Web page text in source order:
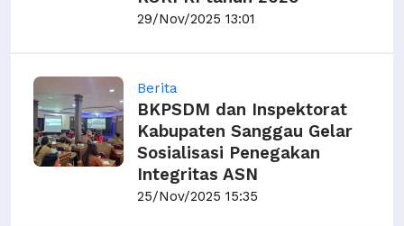
29/Nov/2025 13:01
Berita
BKPSDM dan Inspektorat
Kabupaten Sanggau Gelar
Sosialisasi Penegakan
Integritas ASN
25/Nov/2025 15:35